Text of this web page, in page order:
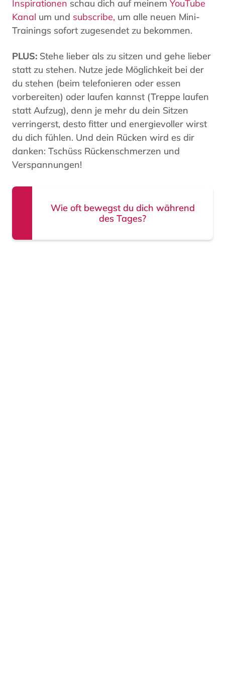
Inspirationen schau dich auf meinem YouTube
Kanal um und subscribe, um alle neuen Mini-
Trainings sofort zugesendet zu bekommen.
PLUS: Stehe lieber als zu sitzen und gehe lieber
statt zu stehen. Nutze jede Möglichkeit bei der
du stehen (beim telefonieren oder essen
vorbereiten) oder laufen kannst (Treppe laufen
statt Aufzug), denn je mehr du dein Sitzen
verringerst, desto fitter und energievoller wirst
du dich fühlen. Und dein Rücken wird es dir
danken: Tschüss Rückenschmerzen und
Verspannungen!
Wie oft bewegst du dich während
des Tages?